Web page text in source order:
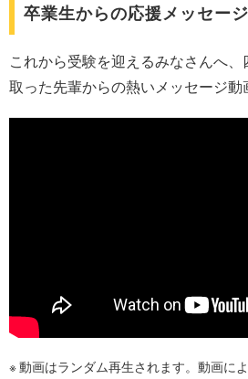
卒業生からの応援メッセージ
これから受験を迎えるみなさんへ
取った先輩からの熱いメッセージ動
動画はランダム再生されます。動画に